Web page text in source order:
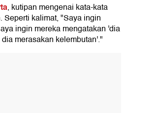
, kutipan mengenai kata-kata
Seperti kalimat, "Saya ingin
ingin mereka mengatakan 'dia
merasakan kelembutan'."